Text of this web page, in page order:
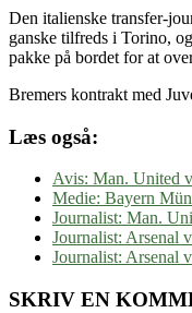
Den italienske transfer-
ganske tilfreds i Torino,
pakke på bordet for at
Bremers kontrakt med
Læs også:
Avis: Man. United
Medie: Bayern
Journalist: Man.
Journalist: Arsenal
Journalist: Arsenal
SKRIV EN